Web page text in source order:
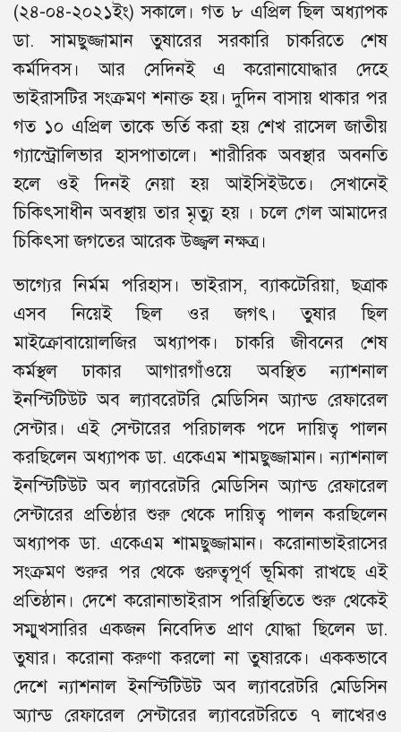
(২৪-০৪-২০২১ইং) সকালে। গত ৮ এপ্রিল ছিল অধ্যাপক
ডা. সামছুজ্জামান তুষারের সরকারি চাকরিতে শেষ
কর্মদিবস। আর সেদিনই এ করোনাযোদ্ধার দেহে
ভাইরাসটির সংক্রমণ শনাক্ত হয়। দুদিন বাসায় থাকার পর
গত ১০ এপ্রিল তাকে ভর্তি করা হয় শেখ রাসেল জাতীয়
গ্যাস্ট্রোলিভার হাসপাতালে। শারীরিক অবস্থার অবনতি
হলে ওই দিনই নেয়া হয় আইসিইউতে। সেখানেই
চিকিৎসাধীন অবস্থায় তার মৃত্যু হয় । চলে গেল আমাদের
চিকিৎসা জগতের আরেক উজ্জ্বল নক্ষত্র।
ভাগ্যের নির্মম পরিহাস। ভাইরাস, ব্যাকটেরিয়া, ছত্রাক
এসব নিয়েই ছিল ওর জগৎ। তুষার ছিল
মাইক্রোবায়োলজির অধ্যাপক। চাকরি জীবনের শেষ
কর্মস্থল ঢাকার আগারগাঁওয়ে অবস্থিত ন্যাশনাল
ইনস্টিটিউট অব ল্যাবরেটরি মেডিসিন অ্যান্ড রেফারেল
সেন্টার। এই সেন্টারের পরিচালক পদে দায়িত্ব পালন
করছিলেন অধ্যাপক ডা. একেএম শামছুজ্জামান। ন্যাশনাল
ইনস্টিটিউট অব ল্যাবরেটরি মেডিসিন অ্যান্ড রেফারেল
সেন্টারের প্রতিষ্ঠার শুরু থেকে দায়িত্ব পালন করছিলেন
অধ্যাপক ডা. একেএম শামছুজ্জামান। করোনাভাইরাসের
সংক্রমণ শুরুর পর থেকে গুরুত্বপূর্ণ ভূমিকা রাখছে এই
প্রতিষ্ঠান। দেশে করোনাভাইরাস পরিস্থিতিতে শুরু থেকেই
সম্মুখসারির একজন নিবেদিত প্রাণ যোদ্ধা ছিলেন ডা.
তুষার। করোনা করুণা করলো না তুষারকে। এককভাবে
দেশে ন্যাশনাল ইনস্টিটিউট অব ল্যাবরেটরি মেডিসিন
অ্যান্ড রেফারেল সেন্টারের ল্যাবরেটরিতে ৭ লাখেরও